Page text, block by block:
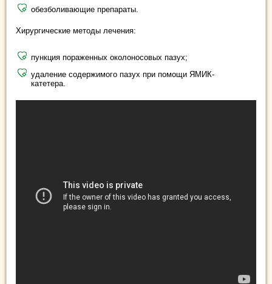
обезболивающие препараты.
Хирургические методы лечения:
пункция пораженных околоносовых пазух;
удаление содержимого пазух при помощи ЯМИК-
катетера.